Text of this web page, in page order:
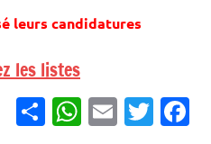
leurs candidatures
les listes
Facebook
Twitter
Email